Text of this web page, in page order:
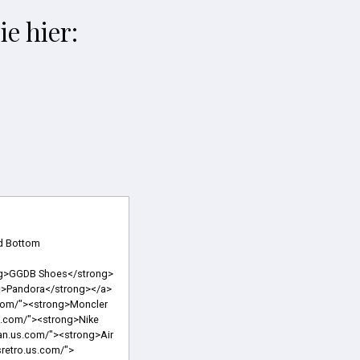
hier:
"><strong>Golden Goose Sneakers Sale</strong></a> <a href="https://www.newjordansshoes.us.com/"><strong>New Jordans 2021</strong></a> <a href="https://www.balenciagas.us.org/"><strong>Balenciaga Shoes</strong></a> <a href="https://www.ggdbsneakers.us.com/"><strong>GGDB Sneakers</strong></a> <a href="https://www.monclerstoreoutlet.us.com/"><strong>Moncler Outlet Store</strong></a> <a href="https://www.pandoracanadajewelry.ca/"><strong>Pandora Jewelry</strong></a> <a href="https://www.yeezy.us.org/"><strong